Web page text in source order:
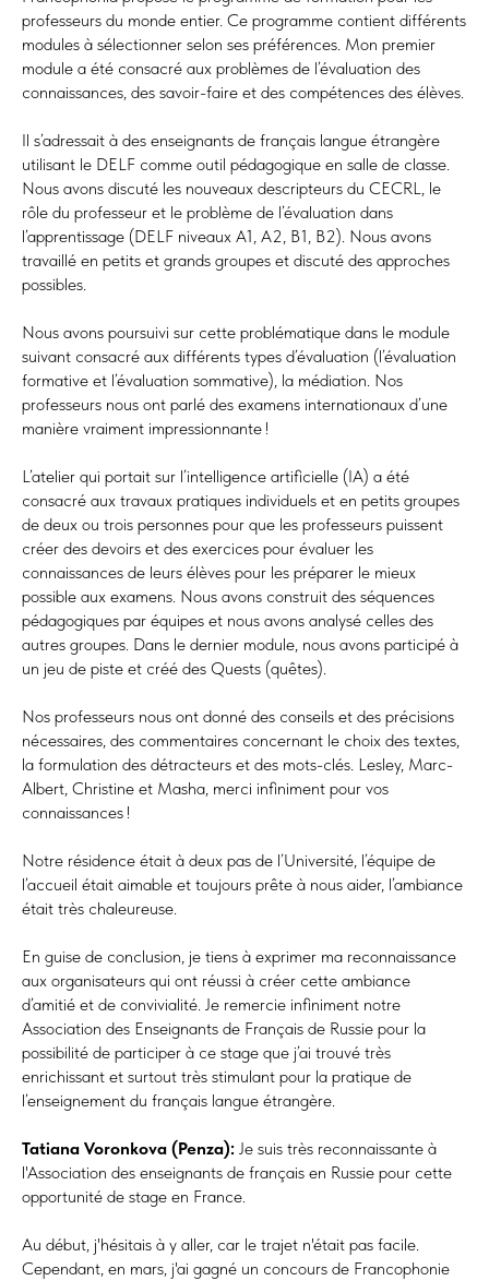
professeurs du monde entier. Ce programme contient différents
modules à sélectionner selon ses préférences. Mon premier
module a été consacré aux problèmes de l’évaluation des
connaissances, des savoir-faire et des compétences des élèves.
Il s’adressait à des enseignants de français langue étrangère
utilisant le DELF comme outil pédagogique en salle de classe.
Nous avons discuté les nouveaux descripteurs du CECRL, le
rôle du professeur et le problème de l’évaluation dans
l’apprentissage (DELF niveaux A1, A2, B1, B2). Nous avons
travaillé en petits et grands groupes et discuté des approches
possibles.
Nous avons poursuivi sur cette problématique dans le module
suivant consacré aux différents types d’évaluation (l’évaluation
formative et l’évaluation sommative), la médiation. Nos
professeurs nous ont parlé des examens internationaux d’une
manière vraiment impressionnante !
L’atelier qui portait sur l’intelligence artificielle (IA) a été
consacré aux travaux pratiques individuels et en petits groupes
de deux ou trois personnes pour que les professeurs puissent
créer des devoirs et des exercices pour évaluer les
connaissances de leurs élèves pour les préparer le mieux
possible aux examens. Nous avons construit des séquences
pédagogiques par équipes et nous avons analysé celles des
autres groupes. Dans le dernier module, nous avons participé à
un jeu de piste et créé des Quests (quêtes).
Nos professeurs nous ont donné des conseils et des précisions
nécessaires, des commentaires concernant le choix des textes,
la formulation des détracteurs et des mots-clés. Lesley, Marc-
Albert, Christine et Masha, merci infiniment pour vos
connaissances !
Notre résidence était à deux pas de l’Université, l’équipe de
l’accueil était aimable et toujours prête à nous aider, l’ambiance
était très chaleureuse.
En guise de conclusion, je tiens à exprimer ma reconnaissance
aux organisateurs qui ont réussi à créer cette ambiance
d’amitié et de convivialité. Je remercie infiniment notre
Association des Enseignants de Français de Russie pour la
possibilité de participer à ce stage que j’ai trouvé très
enrichissant et surtout très stimulant pour la pratique de
l’enseignement du français langue étrangère.
Tatiana Voronkova (Penza): Je suis très reconnaissante à
l'Association des enseignants de français en Russie pour cette
opportunité de stage en France.
Au début, j'hésitais à y aller, car le trajet n'était pas facile.
Cependant, en mars, j'ai gagné un concours de Francophonie